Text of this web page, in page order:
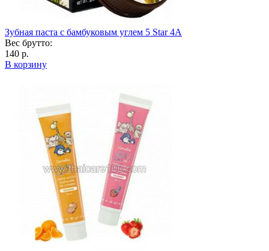
Зубная паста с бамбуковым углем 5 Star 4A
Вес брутто:
140 р.
В корзину